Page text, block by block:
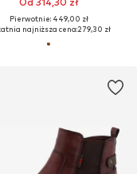
Pierwotnie: 449,00 zł
najniższa cena:279,30 zł